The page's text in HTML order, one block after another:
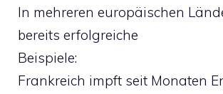
In mehreren europäischen
bereits erfolgreiche
Beispiele:
Frankreich impft seit Monaten